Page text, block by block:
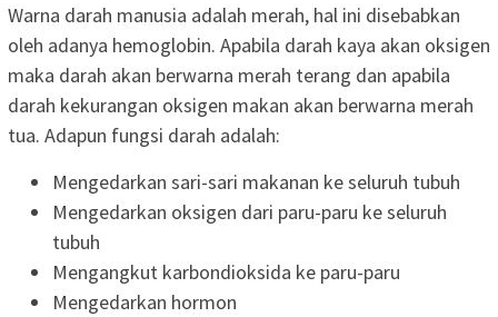
Warna darah manusia adalah merah, hal ini disebabkan
oleh adanya hemoglobin. Apabila darah kaya akan oksigen
maka darah akan berwarna merah terang dan apabila
darah kekurangan oksigen makan akan berwarna merah
tua. Adapun fungsi darah adalah:
Mengedarkan sari-sari makanan ke seluruh tubuh
Mengedarkan oksigen dari paru-paru ke seluruh
tubuh
Mengangkut karbondioksida ke paru-paru
Mengedarkan hormon